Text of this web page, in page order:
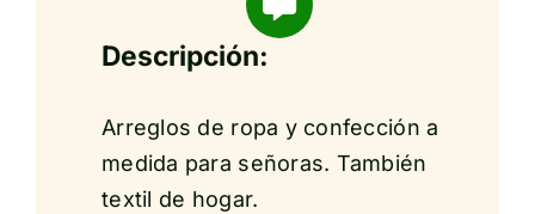
Descripción:
Arreglos de ropa y confección a
medida para señoras. También
textil de hogar.